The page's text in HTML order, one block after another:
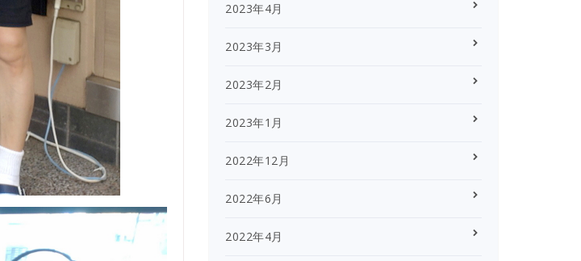
2023年4月
2023年3月
2023年2月
2023年1月
2022年12月
2022年6月
2022年4月